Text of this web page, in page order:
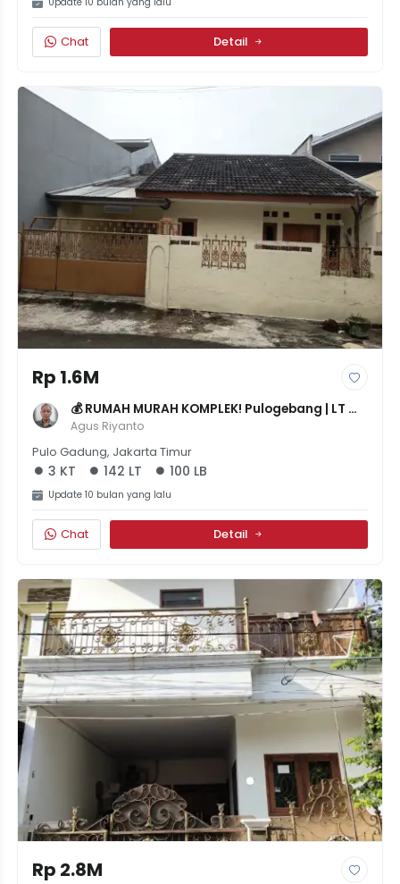
Chat Detail
Rp 1.6M
💰 RUMAH MURAH KOMPLEK! Pulogebang | LT
142m² | 3 KT | SHM | NEGO 1,6M 💰
Agus Riyanto
Pulo Gadung, Jakarta Timur
3 KT 142 LT 100 LB
Update 10 bulan yang lalu
Chat Detail
Rp 2.8M